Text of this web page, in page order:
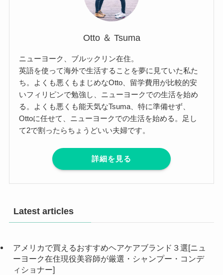
Otto ＆ Tsuma
ニューヨーク、ブルックリン在住。
英語を使って海外で生活することを夢に見ていた私た
ち。よくも悪くもまじめなOtto、留学費用が比較的安
いフィリピンで勉強し、ニューヨークでの生活を始め
る。よくも悪くも能天気なTsuma、特に準備せず、
Ottoに任せて、ニューヨークでの生活を始める。足し
て2で割ったらちょうどいい夫婦です。
詳細を見る
Latest articles
アメリカで買えるおすすめヘアケアブランド３選[ニュ
ーヨーク在住現役美容師が厳選・シャンプー・コンデ
ィショナー]